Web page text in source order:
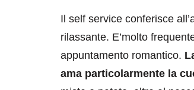
Il self service conferisce
rilassante. E’molto
appuntamento romantico.
ama particolarmente la